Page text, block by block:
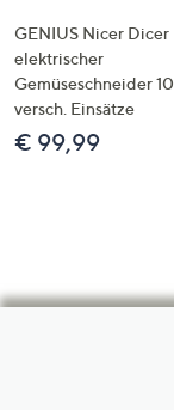
GENIUS Nicer Dicer
elektrischer
Gemüseschneider 10
versch. Einsätze
€ 99,99